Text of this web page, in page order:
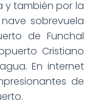
y también por la
sobrevuela
de Funchal
Cristiano
En internet
de